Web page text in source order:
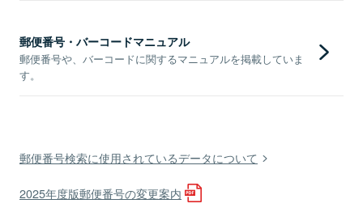
郵便番号・バーコードマニュアル
郵便番号や、バーコードに関するマニュアルを掲載していま
す。
郵便番号検索に使用されているデータについて
2025年度版郵便番号の変更案内